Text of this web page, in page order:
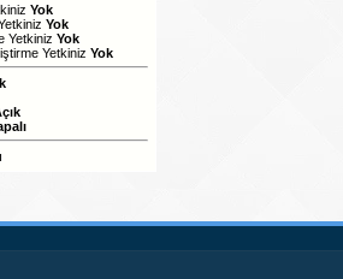
Yok
Yok
Yetkiniz Yok
Yetkiniz Yok